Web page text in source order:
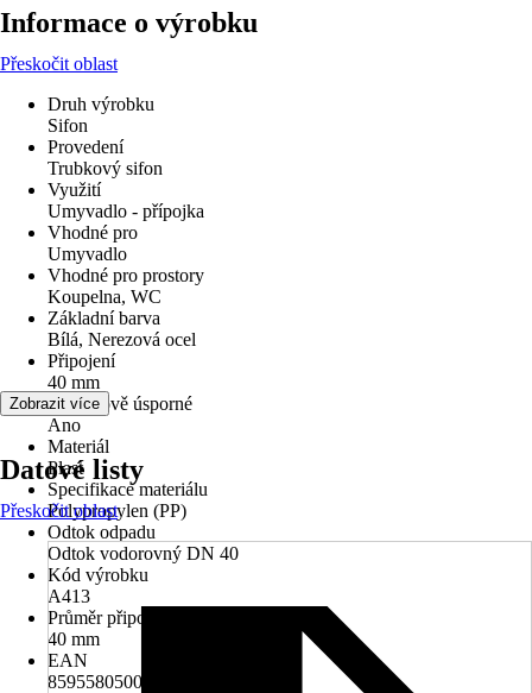
Informace o výrobku
Přeskočit oblast
Druh výrobku
Sifon
Provedení
Trubkový sifon
Využití
Umyvadlo - přípojka
Vhodné pro
Umyvadlo
Vhodné pro prostory
Koupelna, WC
Základní barva
Bílá, Nerezová ocel
Připojení
40 mm
Prostorově úsporné
Ano
Materiál
Plast
Specifikace materiálu
Polypropylen (PP)
Odtok odpadu
Odtok vodorovný DN 40
Kód výrobku
A413
Průměr připojení
40 mm
EAN
8595580500719
Zobrazit více
Datové listy
Přeskočit oblast